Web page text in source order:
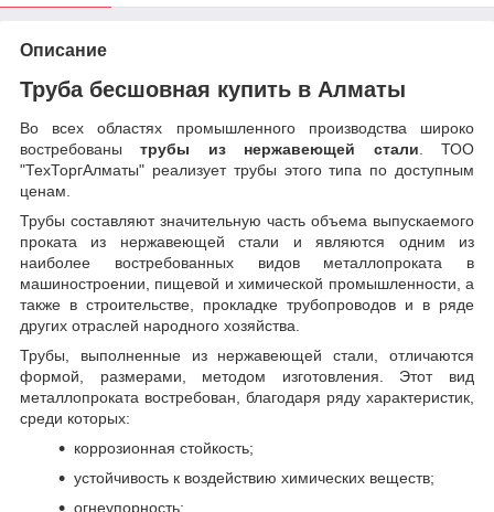
Описание
Труба бесшовная купить в Алматы
Во всех областях промышленного производства широко
востребованытрубы из нержавеющей стали. ТОО
"ТехТоргАлматы" реализует трубы этого типа по доступным
ценам.
Трубы составляют значительную часть объема выпускаемого
проката из нержавеющей стали и являются одним из
наиболее востребованных видов металлопроката в
машиностроении, пищевой и химической промышленности, а
также в строительстве, прокладке трубопроводов и в ряде
других отраслей народного хозяйства.
Трубы, выполненные из нержавеющей стали, отличаются
формой, размерами, методом изготовления. Этот вид
металлопроката востребован, благодаря ряду характеристик,
среди которых:
коррозионная стойкость;
устойчивость к воздействию химических веществ;
огнеупорность;